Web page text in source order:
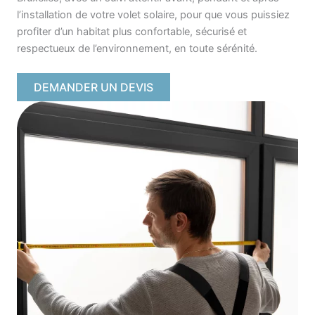
l’installation de votre volet solaire, pour que vous puissiez
profiter d’un habitat plus confortable, sécurisé et
respectueux de l’environnement, en toute sérénité.
DEMANDER UN DEVIS